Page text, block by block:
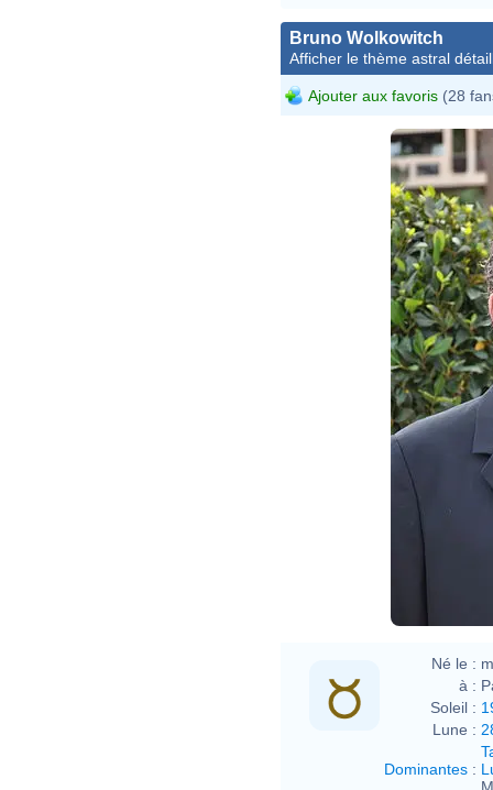
Bruno Wolkowitch
Afficher le thème astral
Ajouter aux favoris (28
Né le :
à :
Soleil :
Lune :
Dominantes :